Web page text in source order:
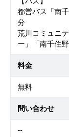
都営バス「南
分
荒川コミュニ
ー」「南千住
料金
無料
問い合わせ
--